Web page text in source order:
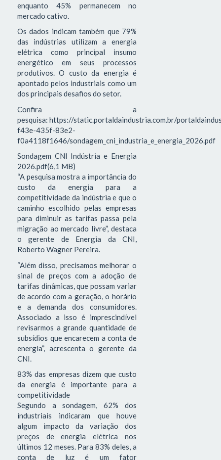
enquanto 45% permanecem no
mercado cativo.
Os dados indicam também que 79%
das indústrias utilizam a energia
elétrica como principal insumo
energético em seus processos
produtivos. O custo da energia é
apontado pelos industriais como um
dos principais desafios do setor.
Confira a
pesquisa: https://static.portaldaindustria.com.br/
f43e-435f-83e2-
f0a4118f1646/sondagem_cni_industria_e_energia_2026.pdf
Sondagem CNI Indústria e Energia
2026.pdf(6,1 MB)
“A pesquisa mostra a importância do
custo da energia para a
competitividade da indústria e que o
caminho escolhido pelas empresas
para diminuir as tarifas passa pela
migração ao mercado livre”, destaca
o gerente de Energia da CNI,
Roberto Wagner Pereira.
“Além disso, precisamos melhorar o
sinal de preços com a adoção de
tarifas dinâmicas, que possam variar
de acordo com a geração, o horário
e a demanda dos consumidores.
Associado a isso é imprescindível
revisarmos a grande quantidade de
subsídios que encarecem a conta de
energia”, acrescenta o gerente da
CNI.
83% das empresas dizem que custo
da energia é importante para a
competitividade
Segundo a sondagem, 62% dos
industriais indicaram que houve
algum impacto da variação dos
preços de energia elétrica nos
últimos 12 meses. Para 83% deles, a
conta de luz é um fator